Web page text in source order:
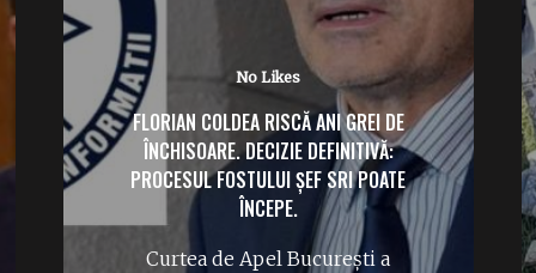
No Likes
FLORIAN COLDEA RISCĂ ANI GREI DE
ÎNCHISOARE. DECIZIE DEFINITIVĂ:
PROCESUL FOSTULUI ȘEF SRI POATE
ÎNCEPE.
Curtea de Apel București a